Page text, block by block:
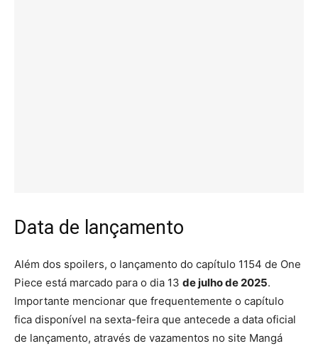
Data de lançamento
Além dos spoilers, o lançamento do capítulo 1154 de One
Piece está marcado para o dia 13 de julho de 2025.
Importante mencionar que frequentemente o capítulo
fica disponível na sexta-feira que antecede a data oficial
de lançamento, através de vazamentos no site Mangá